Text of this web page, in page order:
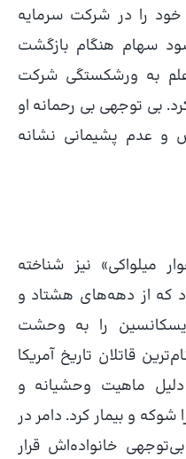
خود را در شرکت سرمایه
سهام هنگام بازگشت
به ورشکستگی شرکت
بی توجهی بی رحمانه او
و عدم پشیمانی نشانه
میلواکی» نیز شناخته
که از دهه‌های هشتاد و
را به وحشت
قاتلان تاریخ آمریکا
ماهیت وحشیانه و
و بیمار کرد. دامر در
خانواده‌اش قرار